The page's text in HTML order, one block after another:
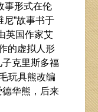
事形式在伦
尼”故事书于
英国作家艾
的虚拟人形
克里斯多福
玩具熊改编
华熊，后来